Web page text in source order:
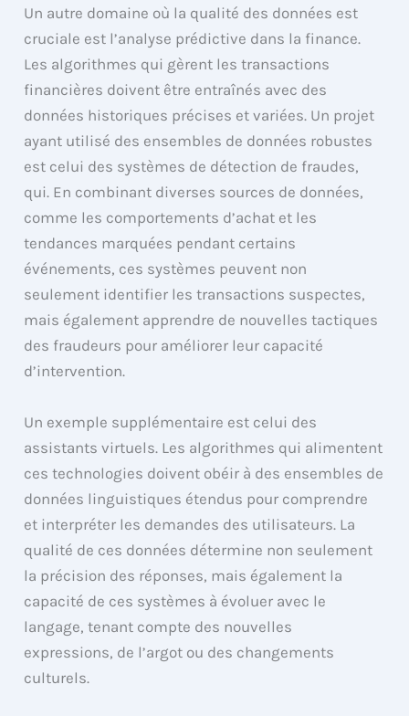
Un autre domaine où la qualité des données est
cruciale est l’analyse prédictive dans la finance.
Les algorithmes qui gèrent les transactions
financières doivent être entraînés avec des
données historiques précises et variées. Un projet
ayant utilisé des ensembles de données robustes
est celui des systèmes de détection de fraudes,
qui. En combinant diverses sources de données,
comme les comportements d’achat et les
tendances marquées pendant certains
événements, ces systèmes peuvent non
seulement identifier les transactions suspectes,
mais également apprendre de nouvelles tactiques
des fraudeurs pour améliorer leur capacité
d’intervention.
Un exemple supplémentaire est celui des
assistants virtuels. Les algorithmes qui alimentent
ces technologies doivent obéir à des ensembles de
données linguistiques étendus pour comprendre
et interpréter les demandes des utilisateurs. La
qualité de ces données détermine non seulement
la précision des réponses, mais également la
capacité de ces systèmes à évoluer avec le
langage, tenant compte des nouvelles
expressions, de l’argot ou des changements
culturels.